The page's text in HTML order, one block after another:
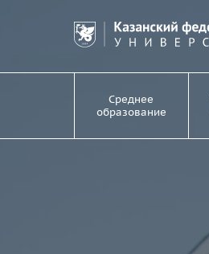
Среднее
образование